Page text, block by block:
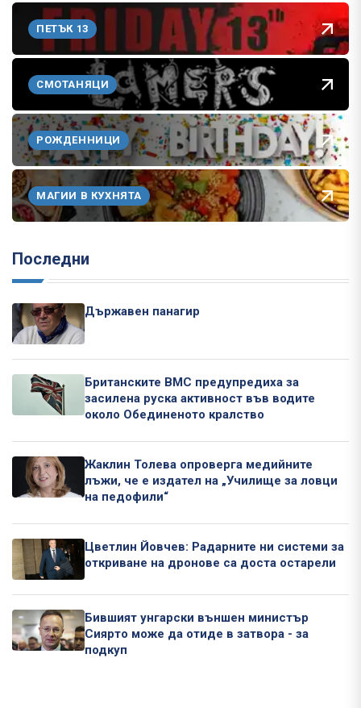
ПЕТЪК 13
СМОТАНЯЦИ
РОЖДЕННИЦИ
МАГИИ В КУХНЯТА
Последни
Държавен панагир
Британските ВМС предупредиха за
засилена руска активност във водите
около Обединеното кралство
Жаклин Толева опроверга медийните
лъжи, че е издател на „Училище за ловци
на педофили“
Цветлин Йовчев: Радарните ни системи за
откриване на дронове са доста остарели
Бившият унгарски външен министър
Сиярто може да отиде в затвора - за
подкуп